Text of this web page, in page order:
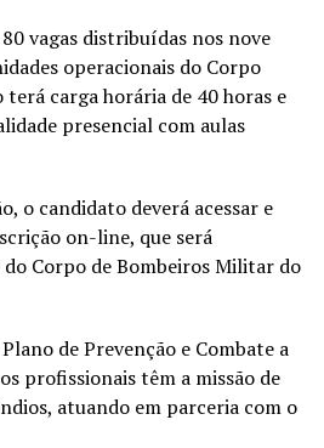
vagas distribuídas nos nove
operacionais do Corpo
carga horária de 40 horas e
presencial com aulas
o candidato deverá acessar e
on-line, que será
Corpo de Bombeiros Militar do
de Prevenção e Combate a
profissionais têm a missão de
atuando em parceria com o